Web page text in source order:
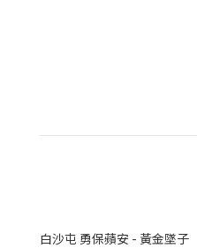
白沙屯 勇保蘋安 - 黃金墜子